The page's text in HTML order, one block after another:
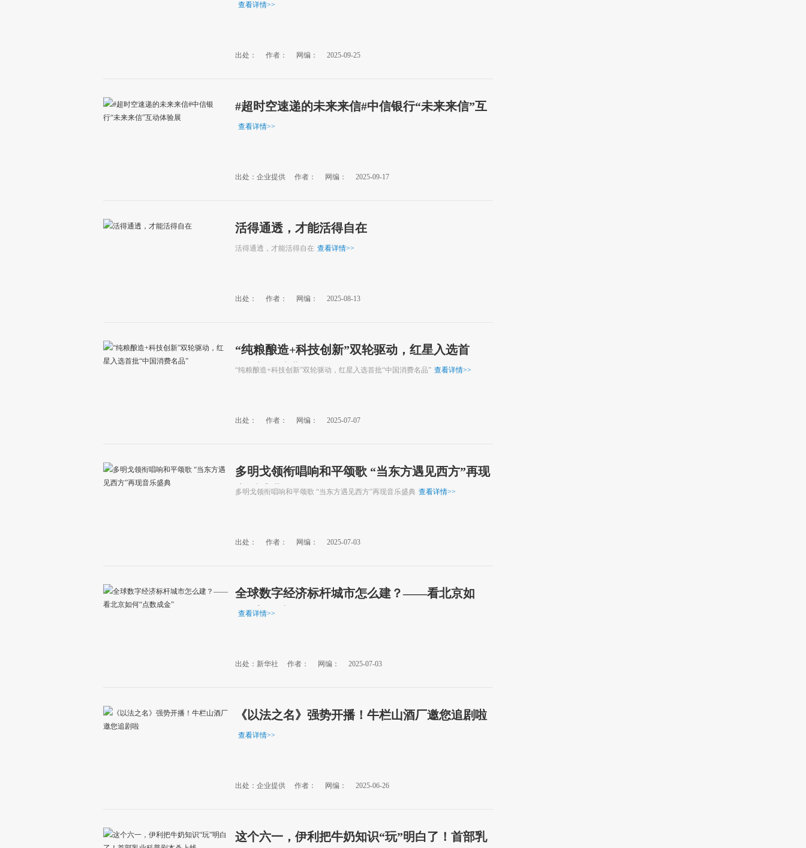
查看详情>>
出处： 作者： 网编： 2025-09-25
#超时空速递的未来来信#中信银行“未来来信”互
动体验展
查看详情>>
出处：企业提供 作者： 网编： 2025-09-17
活得通透，才能活得自在
活得通透，才能活得自在 查看详情>>
出处： 作者： 网编： 2025-08-13
“纯粮酿造+科技创新”双轮驱动，红星入选首
批“中国消费名品”
“纯粮酿造+科技创新”双轮驱动，红星入选首批“中国消费名品” 查看详情>>
出处： 作者： 网编： 2025-07-07
多明戈领衔唱响和平颂歌 “当东方遇见西方”再现
音乐盛典
多明戈领衔唱响和平颂歌 “当东方遇见西方”再现音乐盛典 查看详情>>
出处： 作者： 网编： 2025-07-03
全球数字经济标杆城市怎么建？——看北京如
何“点数成金”
查看详情>>
出处：新华社 作者： 网编： 2025-07-03
《以法之名》强势开播！牛栏山酒厂邀您追剧啦
查看详情>>
出处：企业提供 作者： 网编： 2025-06-26
这个六一，伊利把牛奶知识“玩”明白了！首部乳